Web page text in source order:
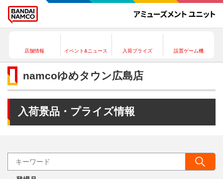
店舗情報 イベント&ニュース 入荷プライズ 設置ゲーム機
namcoゆめタウン広島店
入荷景品・プライズ情報